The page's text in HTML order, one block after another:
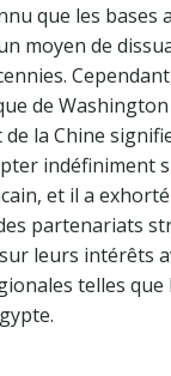
que les bases
moyen de
de
la Chine
indéfiniment
et il a
partenariats
leurs intérêts
telles que